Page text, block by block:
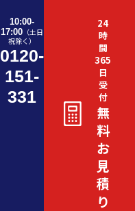
10:00-
17:00 （土日
祝除く）
0120-
151-
331
24
時
間
365
日
受
付
無
料
お
見
積
り